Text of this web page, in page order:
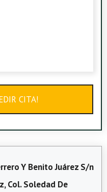
CITA!
Y Benito Juárez S/n
Col. Soledad De